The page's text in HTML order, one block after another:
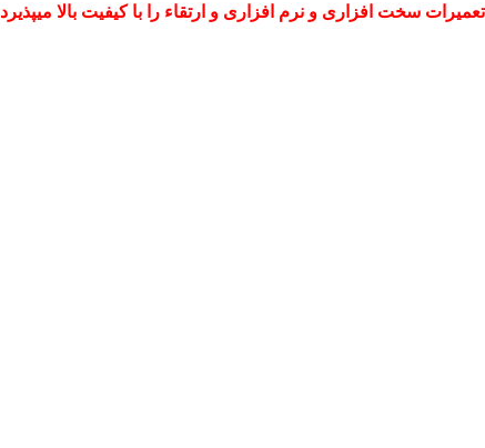
سخت افزاری و نرم افزاری و ارتقاء را با کیفیت بالا میپذیرد